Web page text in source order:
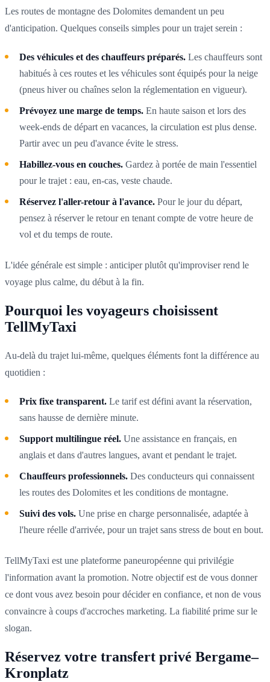
Les routes de montagne des Dolomites demandent un peu
d'anticipation. Quelques conseils simples pour un trajet serein :
Des véhicules et des chauffeurs préparés. Les chauffeurs sont
habitués à ces routes et les véhicules sont équipés pour la neige
(pneus hiver ou chaînes selon la réglementation en vigueur).
Prévoyez une marge de temps. En haute saison et lors des
week-ends de départ en vacances, la circulation est plus dense.
Partir avec un peu d'avance évite le stress.
Habillez-vous en couches. Gardez à portée de main l'essentiel
pour le trajet : eau, en-cas, veste chaude.
Réservez l'aller-retour à l'avance. Pour le jour du départ,
pensez à réserver le retour en tenant compte de votre heure de
vol et du temps de route.
L'idée générale est simple : anticiper plutôt qu'improviser rend le
voyage plus calme, du début à la fin.
Pourquoi les voyageurs choisissent
TellMyTaxi
Au-delà du trajet lui-même, quelques éléments font la différence au
quotidien :
Prix fixe transparent. Le tarif est défini avant la réservation,
sans hausse de dernière minute.
Support multilingue réel. Une assistance en français, en
anglais et dans d'autres langues, avant et pendant le trajet.
Chauffeurs professionnels. Des conducteurs qui connaissent
les routes des Dolomites et les conditions de montagne.
Suivi des vols. Une prise en charge personnalisée, adaptée à
l'heure réelle d'arrivée, pour un trajet sans stress de bout en bout.
TellMyTaxi est une plateforme paneuropéenne qui privilégie
l'information avant la promotion. Notre objectif est de vous donner
ce dont vous avez besoin pour décider en confiance, et non de vous
convaincre à coups d'accroches marketing. La fiabilité prime sur le
slogan.
Réservez votre transfert privé Bergame–
Kronplatz